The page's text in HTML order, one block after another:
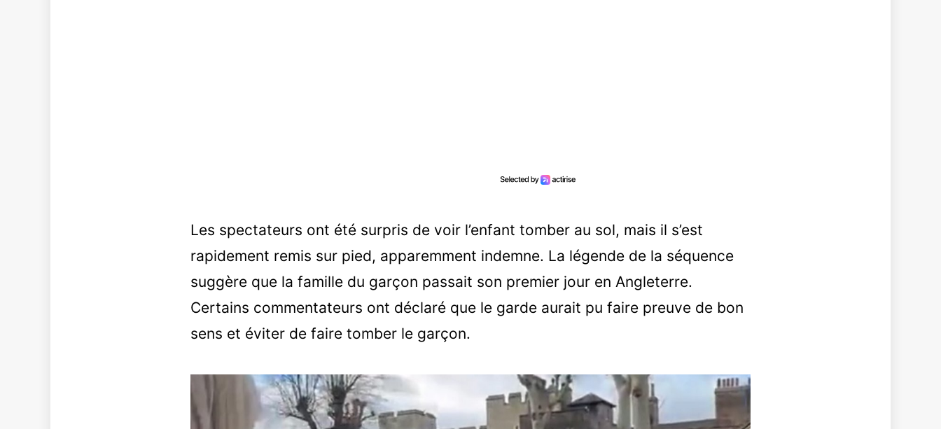
Les spectateurs ont été surpris de voir l’enfant tomber au sol, mais il s’est
rapidement remis sur pied, apparemment indemne. La légende de la séquence
suggère que la famille du garçon passait son premier jour en Angleterre.
Certains commentateurs ont déclaré que le garde aurait pu faire preuve de bon
sens et éviter de faire tomber le garçon.